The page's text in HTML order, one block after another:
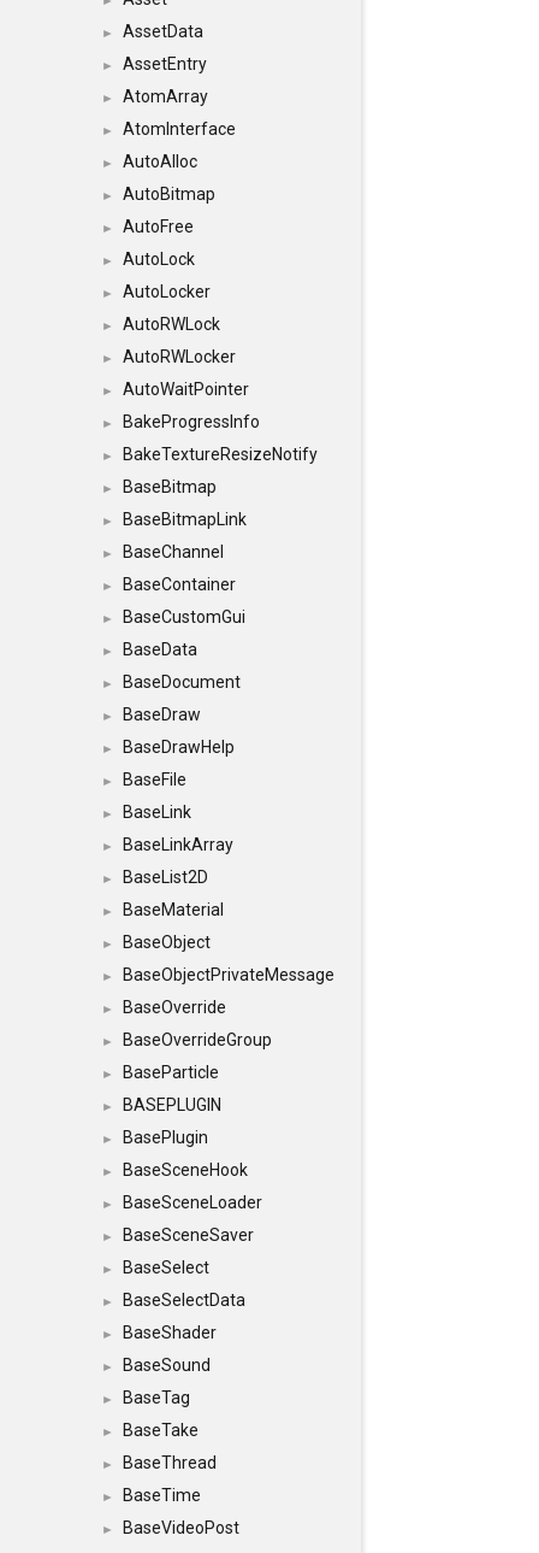
► AssetData
► AssetEntry
► AtomArray
► AtomInterface
► AutoAlloc
► AutoBitmap
► AutoFree
► AutoLock
► AutoLocker
► AutoRWLock
► AutoRWLocker
► AutoWaitPointer
► BakeProgressInfo
► BakeTextureResizeNotify
► BaseBitmap
► BaseBitmapLink
► BaseChannel
► BaseContainer
► BaseCustomGui
► BaseData
► BaseDocument
► BaseDraw
► BaseDrawHelp
► BaseFile
► BaseLink
► BaseLinkArray
► BaseList2D
► BaseMaterial
► BaseObject
► BaseObjectPrivateMessage
► BaseOverride
► BaseOverrideGroup
► BaseParticle
► BASEPLUGIN
► BasePlugin
► BaseSceneHook
► BaseSceneLoader
► BaseSceneSaver
► BaseSelect
► BaseSelectData
► BaseShader
► BaseSound
► BaseTag
► BaseTake
► BaseThread
► BaseTime
►
BaseVideoPost